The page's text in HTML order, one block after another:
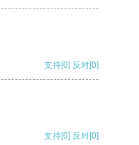
支持[0] 反对[0]
支持[0] 反对[0]